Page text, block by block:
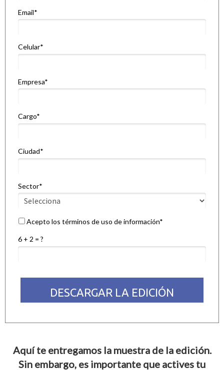
Email*
Celular*
Empresa*
Cargo*
Ciudad*
Sector*
Acepto los términos de uso de información*
6 + 2 = ?
DESCARGAR LA EDICIÓN
Aquí te entregamos la muestra de la edición.
Sin embargo, es importante que actives tu